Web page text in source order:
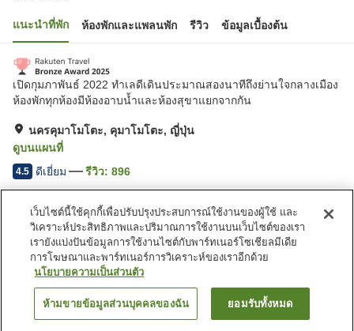
แนะนำที่พัก ห้องพักและแพลนพัก รีวิว ข้อมูลเบื้องต้น
เปิดกุมภาพันธ์ 2022 ทำเลดีเดินประมาณสองนาทีถึงย่านใจกลางเมือง
ห้องพักทุกห้องมีห้องอาบน้ำและห้องสุขาแยกจากกัน
นครคุมาโมโตะ, คุมาโมโตะ, ญี่ปุ่น
ดูบนแผนที่
4.5 ดีเยี่ยม รีวิว: 896
สิ่งอำนวยความสะดวกในที่พัก
Wi-Fi
มีพื้นที่สำหรับสูบบุหรี่
ตู้จำหน่ายอัตโนมัติ
ไมโครเวฟส่วนรวม
หน้าแรก ญี่ปุ่น คุมาโมโตะ
นครคุมาโมโตะ
Daiwa Roynet Hotel Kumamoto Ginza-dori Premier
ค้นหาห้องพัก
เว็บไซต์นี้ใช้คุกกี้เพื่อปรับปรุงประสบการณ์ใช้งานของผู้ใช้ และ
วิเคราะห์ประสิทธิภาพและปริมาณการใช้งานบนเว็บไซต์ของเรา
เรายังแบ่งปันข้อมูลการใช้งานไซต์กับพาร์ทเนอร์โซเชียลมีเดีย
การโฆษณาและพาร์ทเนอร์การวิเคราะห์ของเราอีกด้วย
นโยบายความเป็นส่วนตัว
ห้ามขายข้อมูลส่วนบุคคลของฉัน ยอมรับทั้งหมด